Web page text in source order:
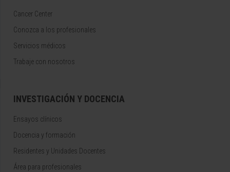
Cancer Center
Conozca a los profesionales
Servicios médicos
Trabaje con nosotros
INVESTIGACIÓN Y DOCENCIA
Ensayos clínicos
Docencia y formación
Residentes y Unidades Docentes
Área para profesionales